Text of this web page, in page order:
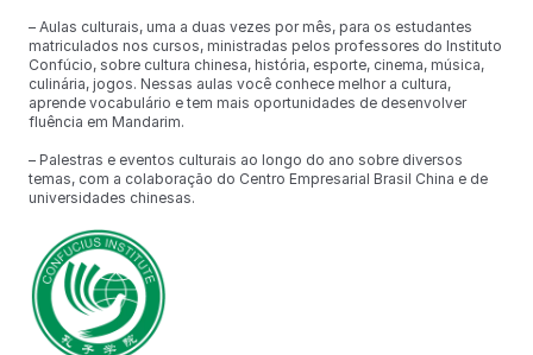
– Aulas culturais, uma a duas vezes por mês, para os estudantes
matriculados nos cursos, ministradas pelos professores do Instituto
Confúcio, sobre cultura chinesa, história, esporte, cinema, música,
culinária, jogos. Nessas aulas você conhece melhor a cultura,
aprende vocabulário e tem mais oportunidades de desenvolver
fluência em Mandarim.
– Palestras e eventos culturais ao longo do ano sobre diversos
temas, com a colaboração do Centro Empresarial Brasil China e de
universidades chinesas.